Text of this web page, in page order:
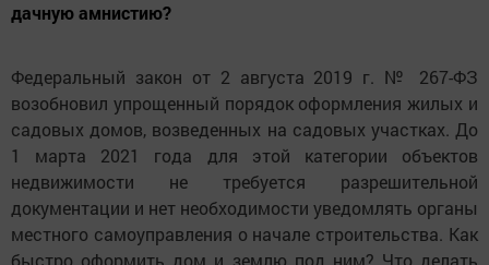
дачную амнистию?
Федеральный закон от 2 августа 2019 г. № 267-ФЗ
возобновил упрощенный порядок оформления жилых и
садовых домов, возведенных на садовых участках. До
1 марта 2021 года для этой категории объектов
недвижимости не требуется разрешительной
документации и нет необходимости уведомлять органы
местного самоуправления о начале строительства. Как
быстро оформить дом и землю под ним? Что делать